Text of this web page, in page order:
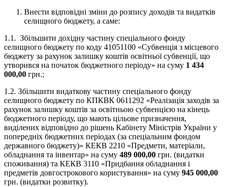
Внести відповідні зміни до розпису доходів та видатків
селищного бюджету, а саме:
1.1. Збільшити дохідну частину спеціального фонду
селищного бюджету по коду 41051100 «Субвенція з місцевого
бюджету за рахунок залишку коштів освітньої субвенції, що
утворився на початок бюджетного періоду» на суму 1 434
000,00 грн.;
1.2. Збільшити видаткову частину спеціального фонду
селищного бюджету по КПКВК 0611292 «Реалізація заходів за
рахунок залишку коштів за освітньою субвенцією на кінець
бюджетного періоду, що мають цільове призначення,
виділених відповідно до рішень Кабінету Міністрів України у
попередніх бюджетних періодах (за спеціальним фондом
державного бюджету)» КЕКВ 2210 «Предмети, матеріали,
обладнання та інвентар» на суму 489 000,00 грн. (видатки
споживання) та КЕКВ 3110 «Придбання обладнання і
предметів довгострокового користування» на суму 945 000,00
грн. (видатки розвитку).